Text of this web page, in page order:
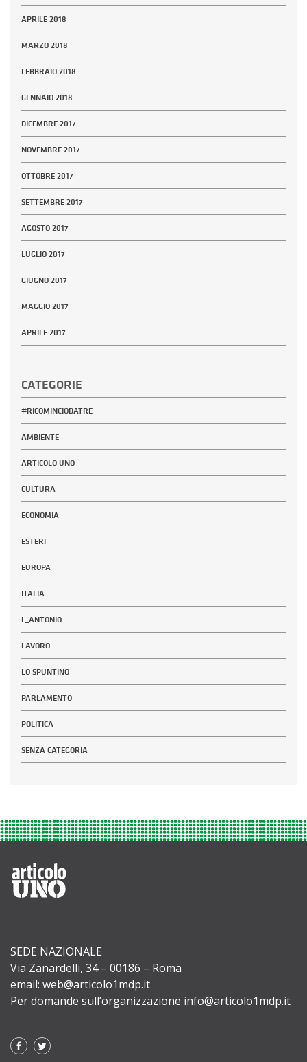
APRILE 2018
MARZO 2018
FEBBRAIO 2018
GENNAIO 2018
DICEMBRE 2017
NOVEMBRE 2017
OTTOBRE 2017
SETTEMBRE 2017
AGOSTO 2017
LUGLIO 2017
GIUGNO 2017
MAGGIO 2017
APRILE 2017
CATEGORIE
#RICOMINCIODATRE
AMBIENTE
ARTICOLO UNO
CULTURA
ECONOMIA
ESTERI
EUROPA
ITALIA
L_ANTONIO
LAVORO
LO SPUNTINO
PARLAMENTO
POLITICA
SENZA CATEGORIA
SEDE NAZIONALE
Via Zanardelli, 34 – 00186 – Roma
email: web@articolo1mdp.it
Per domande sull’organizzazione info@articolo1mdp.it